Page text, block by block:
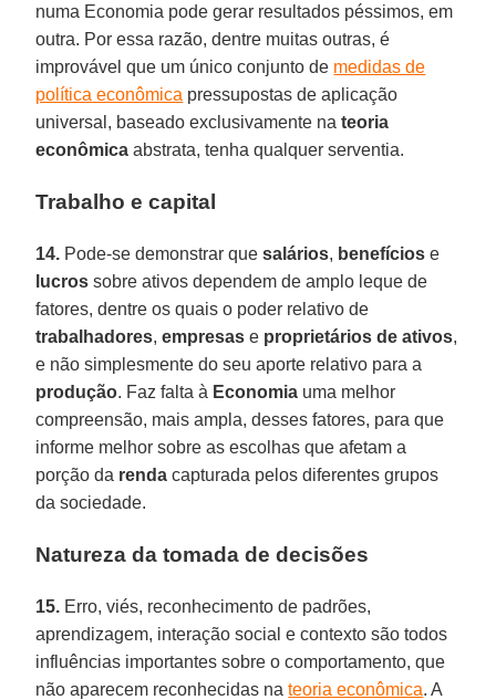
numa Economia pode gerar resultados péssimos, em
outra. Por essa razão, dentre muitas outras, é
improvável que um único conjunto de medidas de
política econômica pressupostas de aplicação
universal, baseado exclusivamente nateoria
econômica abstrata, tenha qualquer serventia.
Trabalho e capital
14. Pode-se demonstrar quesalários, benefícios e
lucros sobre ativos dependem de amplo leque de
fatores, dentre os quais o poder relativo de
trabalhadores,empresas e proprietários de ativos,
e não simplesmente do seu aporte relativo para a
produção. Faz falta à Economia uma melhor
compreensão, mais ampla, desses fatores, para que
informe melhor sobre as escolhas que afetam a
porção da renda capturada pelos diferentes grupos
da sociedade.
Natureza da tomada de decisões
15. Erro, viés, reconhecimento de padrões,
aprendizagem, interação social e contexto são todos
influências importantes sobre o comportamento, que
não aparecem reconhecidas nateoria econômica. A